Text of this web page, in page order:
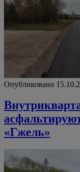
Опубликовано
«Гжель»